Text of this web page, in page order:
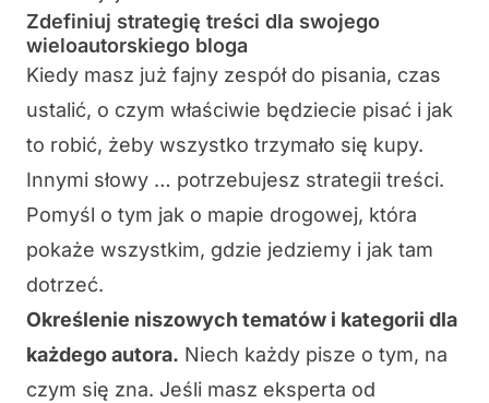
Zdefiniuj strategię treści dla swojego
wieloautorskiego bloga
Kiedy masz już fajny zespół do pisania, czas
ustalić, o czym właściwie będziecie pisać i jak
to robić, żeby wszystko trzymało się kupy.
Innymi słowy … potrzebujesz strategii treści.
Pomyśl o tym jak o mapie drogowej, która
pokaże wszystkim, gdzie jedziemy i jak tam
dotrzeć.
Określenie niszowych tematów i kategorii dla
każdego autora. Niech każdy pisze o tym, na
czym się zna. Jeśli masz eksperta od